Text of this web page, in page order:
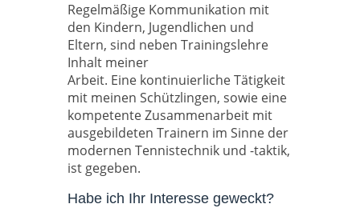
Regelmäßige Kommunikation mit
den Kindern, Jugendlichen und
Eltern, sind neben Trainingslehre
Inhalt meiner
Arbeit. Eine kontinuierliche Tätigkeit
mit meinen Schützlingen, sowie eine
kompetente Zusammenarbeit mit
ausgebildeten Trainern im Sinne der
modernen Tennistechnik und -taktik,
ist gegeben.
Habe ich Ihr Interesse geweckt?